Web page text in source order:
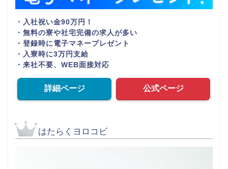
・入社祝い金90万円！
・無料の寮や社宅完備の求人が多い
・登録時に電子マネープレゼント
・入寮時に3万円支給
・来社不要、WEB面接対応
詳細ページ 公式ページ
はたらくヨロコビ